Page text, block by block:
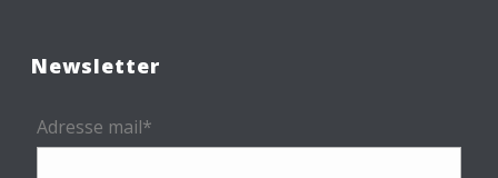
Newsletter
Adresse mail*